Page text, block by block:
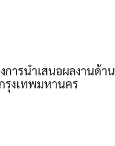
ารนำเสนอผลงานด้าน
รุงเทพมหานคร